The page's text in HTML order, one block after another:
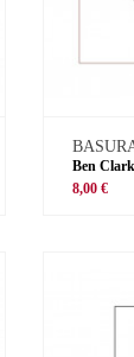
Ben Clark
8,00 €